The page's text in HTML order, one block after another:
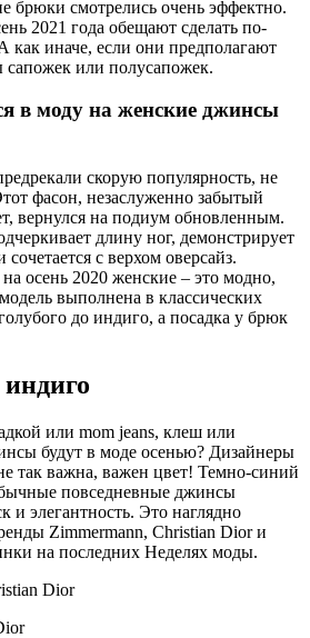
брюки смотрелись очень эффектно.
2021 года обещают сделать по-
как иначе, если они предполагают
сапожек или полусапожек.
в моду на женские джинсы
скорую популярность, не
фасон, незаслуженно забытый
вернулся на подиум обновленным.
длину ног, демонстрирует
с верхом оверсайз.
осень 2020 женские – это модно,
выполнена в классических
до индиго, а посадка у брюк
или mom jeans, клеш или
будут в моде осенью? Дизайнеры
так важна, важен цвет! Темно-синий
повседневные джинсы
и элегантность. Это наглядно
Zimmermann, Christian Dior и
на последних Неделях моды.
Dior